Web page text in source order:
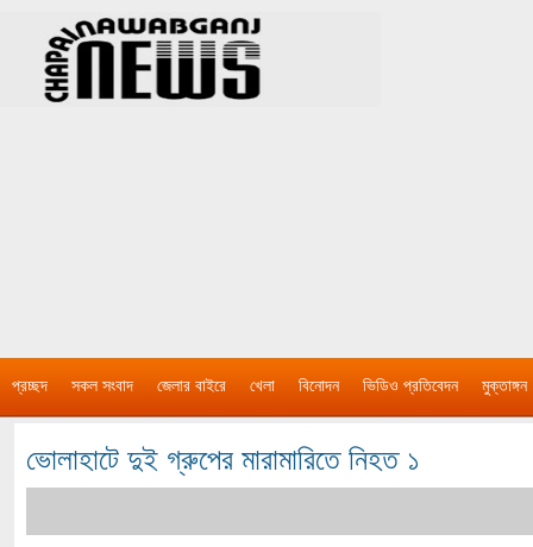
প্রচ্ছদ সকল সংবাদ জেলার বাইরে খেলা বিনোদন ভিডিও প্রতিবেদন মুক্তাঙ্গন
ভোলাহাটে দুই গ্রুপের মারামারিতে নিহত ১